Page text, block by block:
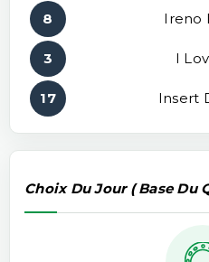
8 Ireno
3 I
17 Insert
Choix Du Jour ( Base Du